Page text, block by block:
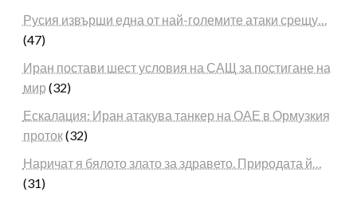
Русия извърши една от най-големите атаки срещу…
(47)
Иран постави шест условия на САЩ за постигане на
мир (32)
Ескалация: Иран атакува танкер на ОАЕ в Ормузкия
проток(32)
Наричат я бялото злато за здравето. Природата й…
(31)